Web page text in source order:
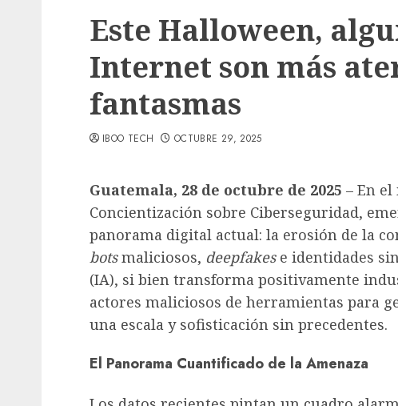
Este Halloween,
Internet son más
fantasmas
IBOO TECH OCTUBRE 29, 2025
Guatemala, 28 de octubre de 2025 – En
Concientización sobre Ciberseguridad,
panorama digital actual: la erosión de la
botsmaliciosos, deepfakese identidades
(IA), si bien transforma positivamente
actores maliciosos de herramientas para
una escala y sofisticación sin precedentes.
El Panorama Cuantificado de la Amenaza